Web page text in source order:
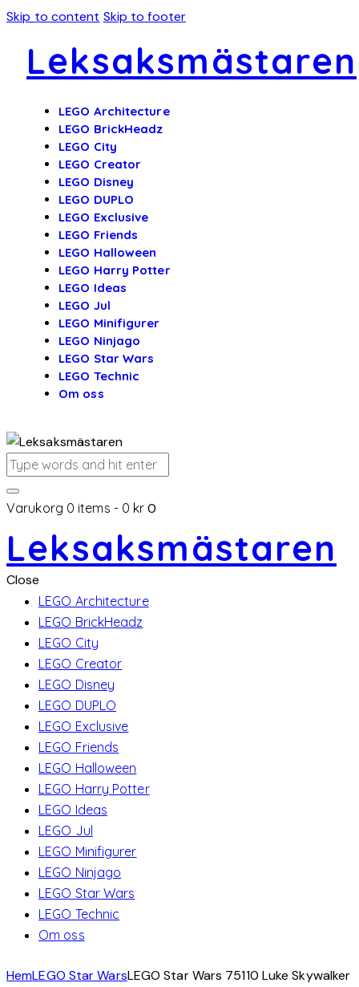
Skip to content Skip to footer
Leksaksmästaren
LEGO Architecture
LEGO BrickHeadz
LEGO City
LEGO Creator
LEGO Disney
LEGO DUPLO
LEGO Exclusive
LEGO Friends
LEGO Halloween
LEGO Harry Potter
LEGO Ideas
LEGO Jul
LEGO Minifigurer
LEGO Ninjago
LEGO Star Wars
LEGO Technic
Om oss
Varukorg 0 items - 0 kr 0
Leksaksmästaren
Close
LEGO Architecture
LEGO BrickHeadz
LEGO City
LEGO Creator
LEGO Disney
LEGO DUPLO
LEGO Exclusive
LEGO Friends
LEGO Halloween
LEGO Harry Potter
LEGO Ideas
LEGO Jul
LEGO Minifigurer
LEGO Ninjago
LEGO Star Wars
LEGO Technic
Om oss
HemLEGO Star WarsLEGO Star Wars 75110 Luke Skywalker